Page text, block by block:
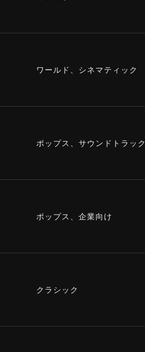
ワールド、シネマティック
ポップス、サウンドトラック
ポップス、企業向け
クラシック